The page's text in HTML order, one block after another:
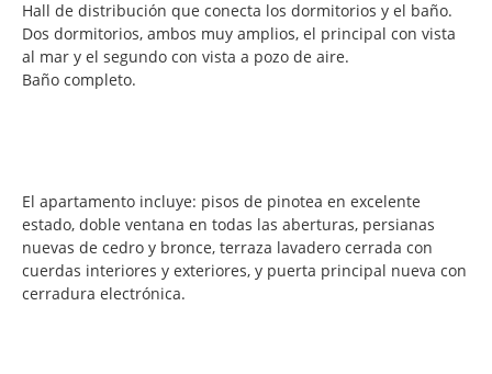
Hall de distribución que conecta los dormitorios y el baño.
Dos dormitorios, ambos muy amplios, el principal con vista
al mar y el segundo con vista a pozo de aire.
Baño completo.
El apartamento incluye: pisos de pinotea en excelente
estado, doble ventana en todas las aberturas, persianas
nuevas de cedro y bronce, terraza lavadero cerrada con
cuerdas interiores y exteriores, y puerta principal nueva con
cerradura electrónica.